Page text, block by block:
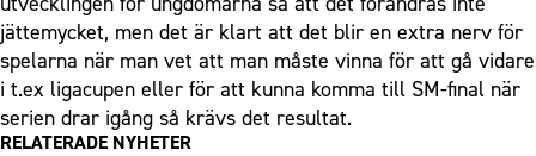
jättemycket, men det är klart att det blir en extra nerv för
spelarna när man vet att man måste vinna för att gå vidare
i t.ex ligacupen eller för att kunna komma till SM-final när
serien drar igång så krävs det resultat.
RELATERADE NYHETER